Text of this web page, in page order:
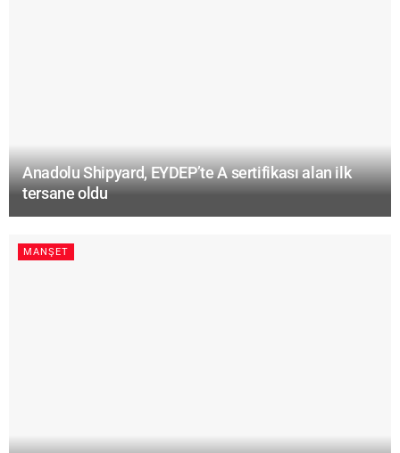
Anadolu Shipyard, EYDEP’te A sertifikası alan ilk
tersane oldu
MANŞET